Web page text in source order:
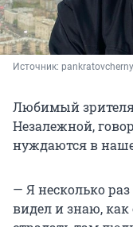
Источник:
Любимый
Незалежной,
нуждаются в
— Я несколько
видел и знаю,